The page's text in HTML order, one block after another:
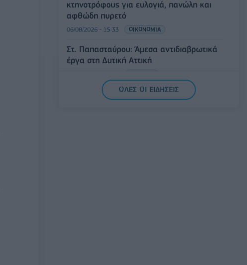
κτηνοτρόφους για ευλογιά, πανώλη και
αφθώδη πυρετό
06/08/2026 - 15:33 ΟΙΚΟΝΟΜΙΑ
Στ. Παπασταύρου: Άμεσα αντιδιαβρωτικά
έργα στη Δυτική Αττική
Συνάλλαγμα: Το ευρώ υποχωρεί κατά
ΟΛΕΣ ΟΙ ΕΙΔΗΣΕΙΣ